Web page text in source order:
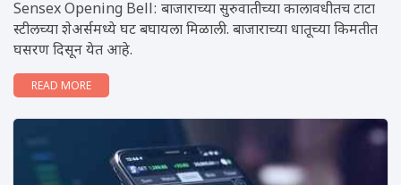
Sensex Opening Bell: बाजाराच्या सुरुवातीच्या कालावधीतच टाटा
स्टीलच्या शेअर्समध्ये घट बघायला मिळाली. बाजाराच्या धातूच्या किमतीत
घसरण दिसून येत आहे.
READ MORE